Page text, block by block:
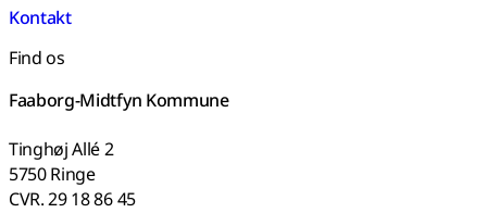
Kontakt
Find os
Faaborg-Midtfyn Kommune
Tinghøj Allé 2
5750 Ringe
CVR. 29 18 86 45